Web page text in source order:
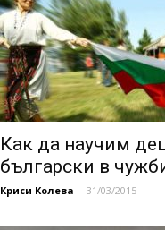
Как да научим
български в
Криси Колева - 31/03/2015